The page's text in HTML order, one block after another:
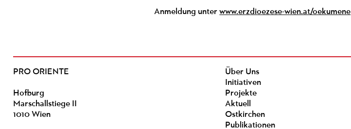
Anmeldung unterwww.erzdioezese-wien.at/oekumene
PRO ORIENTE
Hofburg
Marschallstiege II
1010 Wien
Über Uns
Initiativen
Projekte
Aktuell
Ostkirchen
Publikationen